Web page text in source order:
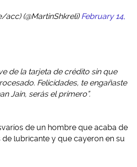
acc) (@MartinShkreli)February 14,
de la tarjeta de crédito sin que
Felicidades, te engañaste
Jain, serás el primero”.
de un hombre que acaba de
lubricante y que cayeron en su